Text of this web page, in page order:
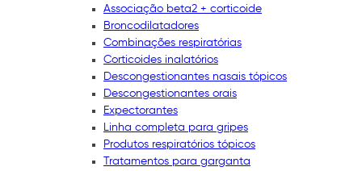
Associação beta2 + corticoide
Broncodilatadores
Combinações respiratórias
Corticoides inalatórios
Descongestionantes nasais tópicos
Descongestionantes orais
Expectorantes
Linha completa para gripes
Produtos respiratórios tópicos
Tratamentos para garganta